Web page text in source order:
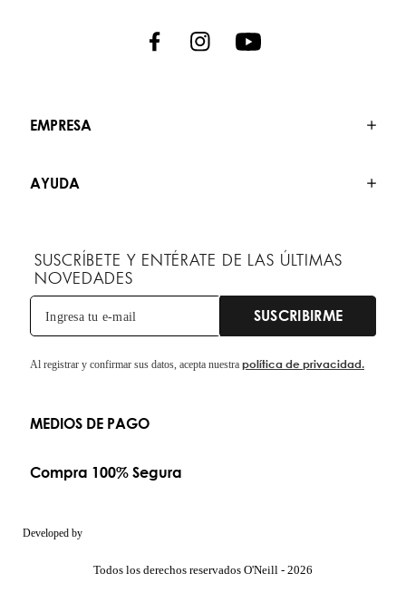
EMPRESA
AYUDA
SUSCRÍBETE Y ENTÉRATE DE LAS ÚLTIMAS
NOVEDADES
SUSCRIBIRME
Al registrar y confirmar sus datos, acepta nuestra política de privacidad.
MEDIOS DE PAGO
Compra 100% Segura
Todos los derechos reservados O'Neill - 2026
Developed by